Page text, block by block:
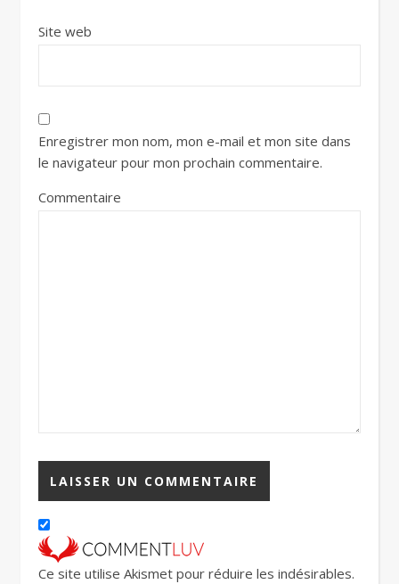
Site web
Enregistrer mon nom, mon e-mail et mon site dans
le navigateur pour mon prochain commentaire.
Commentaire
Ce site utilise Akismet pour réduire les indésirables.